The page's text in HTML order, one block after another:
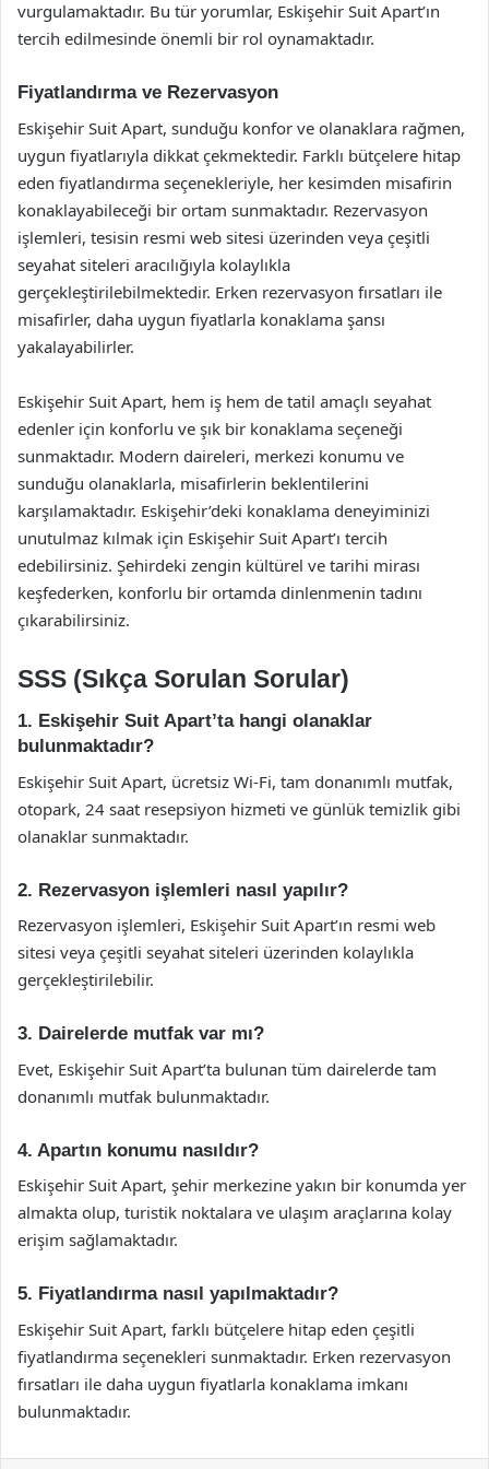
vurgulamaktadır. Bu tür yorumlar, Eskişehir Suit Apart’ın
tercih edilmesinde önemli bir rol oynamaktadır.
Fiyatlandırma ve Rezervasyon
Eskişehir Suit Apart, sunduğu konfor ve olanaklara rağmen,
uygun fiyatlarıyla dikkat çekmektedir. Farklı bütçelere hitap
eden fiyatlandırma seçenekleriyle, her kesimden misafirin
konaklayabileceği bir ortam sunmaktadır. Rezervasyon
işlemleri, tesisin resmi web sitesi üzerinden veya çeşitli
seyahat siteleri aracılığıyla kolaylıkla
gerçekleştirilebilmektedir. Erken rezervasyon fırsatları ile
misafirler, daha uygun fiyatlarla konaklama şansı
yakalayabilirler.
Eskişehir Suit Apart, hem iş hem de tatil amaçlı seyahat
edenler için konforlu ve şık bir konaklama seçeneği
sunmaktadır. Modern daireleri, merkezi konumu ve
sunduğu olanaklarla, misafirlerin beklentilerini
karşılamaktadır. Eskişehir’deki konaklama deneyiminizi
unutulmaz kılmak için Eskişehir Suit Apart’ı tercih
edebilirsiniz. Şehirdeki zengin kültürel ve tarihi mirası
keşfederken, konforlu bir ortamda dinlenmenin tadını
çıkarabilirsiniz.
SSS (Sıkça Sorulan Sorular)
1. Eskişehir Suit Apart’ta hangi olanaklar
bulunmaktadır?
Eskişehir Suit Apart, ücretsiz Wi-Fi, tam donanımlı mutfak,
otopark, 24 saat resepsiyon hizmeti ve günlük temizlik gibi
olanaklar sunmaktadır.
2. Rezervasyon işlemleri nasıl yapılır?
Rezervasyon işlemleri, Eskişehir Suit Apart’ın resmi web
sitesi veya çeşitli seyahat siteleri üzerinden kolaylıkla
gerçekleştirilebilir.
3. Dairelerde mutfak var mı?
Evet, Eskişehir Suit Apart’ta bulunan tüm dairelerde tam
donanımlı mutfak bulunmaktadır.
4. Apartın konumu nasıldır?
Eskişehir Suit Apart, şehir merkezine yakın bir konumda yer
almakta olup, turistik noktalara ve ulaşım araçlarına kolay
erişim sağlamaktadır.
5. Fiyatlandırma nasıl yapılmaktadır?
Eskişehir Suit Apart, farklı bütçelere hitap eden çeşitli
fiyatlandırma seçenekleri sunmaktadır. Erken rezervasyon
fırsatları ile daha uygun fiyatlarla konaklama imkanı
bulunmaktadır.